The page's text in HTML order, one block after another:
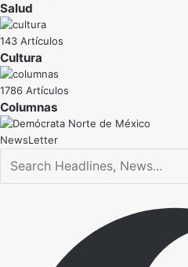
Salud
143 Artículos
Cultura
1786 Artículos
NewsLetter